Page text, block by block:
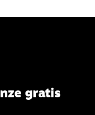
gratis